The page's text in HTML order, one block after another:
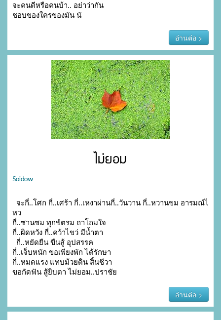
จะคนดีหรือคนบ้า.. อย่าว่ากัน
ชอบของใครของมัน นั
อ่านต่อ >
ไม่ยอม
Soidow
จะกี่..โศก กี่..เศร้า กี่..เหงาผ่านกี่..วันวาน กี่..หวานขม อารมณ์ไ
หว
กี่..ซานซม ทุกข์ตรม ถาโถมใจ
กี่..ผิดหวัง กี่..คว้าไขว่ มีน้ำตา
กี่..หยัดยืน ขืนสู้ อุปสรรค
กี่..เจ็บหนัก ขอเพียงพัก ได้รักษา
กี่..หมดแรง แทบม้วยดิน สิ้นชีวา
ขอกัดฟัน สู้ยิบตา ไม่ยอม..ปราชัย
อ่านต่อ >